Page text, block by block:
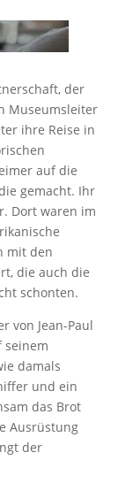
der
Museumsleiter
ihre Reise in
auf die
gemacht. Ihr
Dort waren im
mit den
die auch die
schonten.
von Jean-Paul
seinem
damals
und ein
das Brot
Ausrüstung
der